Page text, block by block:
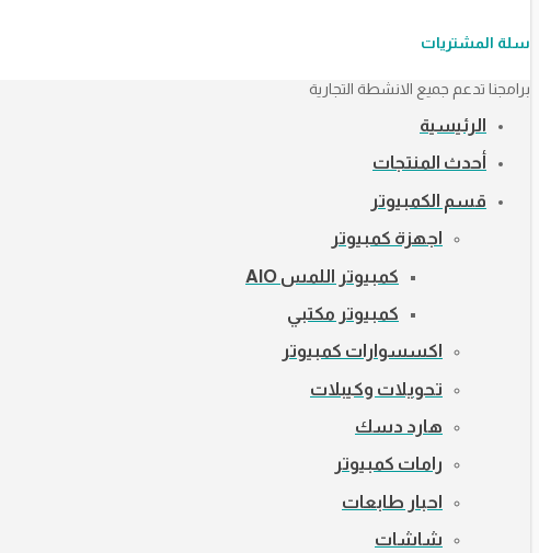
سلة المشتريات
برامجنا تدعم جميع الانشطة التجارية
الرئيسية
أحدث المنتجات
قسم الكمبيوتر
اجهزة كمبيوتر
كمبيوتر اللمس AIO
كمبيوتر مكتبي
اكسسوارات كمبيوتر
تحويلات وكيبلات
هارد دسك
رامات كمبيوتر
احبار طابعات
شاشات